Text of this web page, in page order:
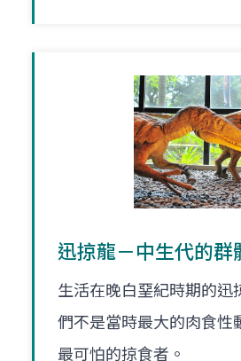
迅掠龍－中生代的群
生活在晚白堊紀時期的迅
們不是當時最大的肉食性
最可怕的掠食者。